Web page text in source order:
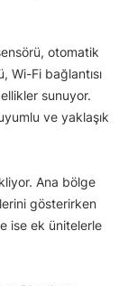
otomatik
Wi-Fi bağlantısı
sunuyor.
ve yaklaşık
Ana bölge
gösterirken
ise ek ünitelerle